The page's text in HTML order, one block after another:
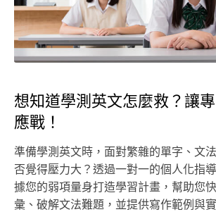
想知道學測英文怎麼救？讓
應戰！
準備學測英文時，面對繁雜的單字、文
否覺得壓力大？透過一對一的個人化指
據您的弱項量身打造學習計畫，幫助您
彙、破解文法難題，並提供寫作範例與